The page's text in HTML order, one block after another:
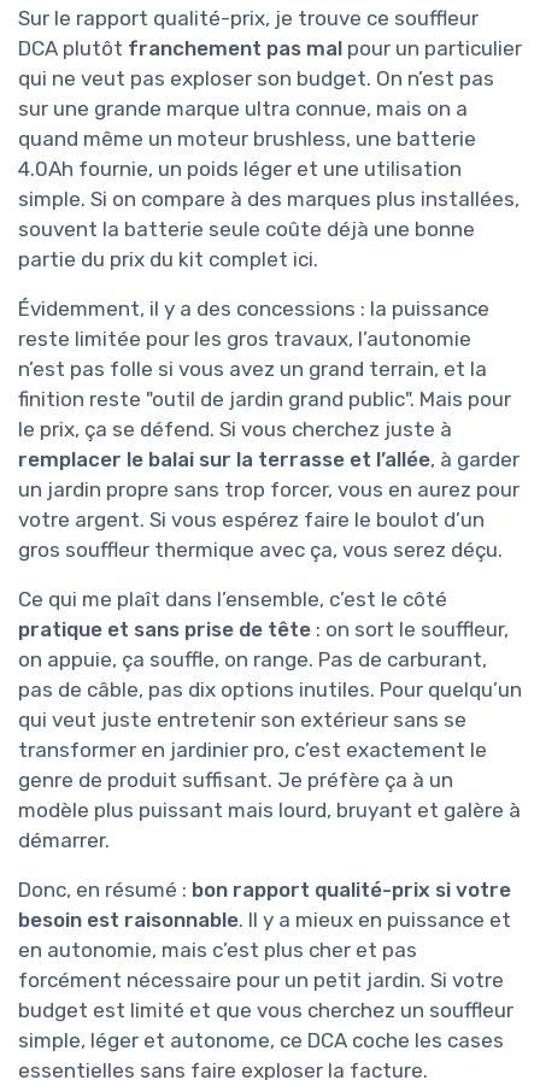
Sur le rapport qualité-prix, je trouve ce souffleur
DCA plutôt franchement pas mal pour un particulier
qui ne veut pas exploser son budget. On n’est pas
sur une grande marque ultra connue, mais on a
quand même un moteur brushless, une batterie
4.0Ah fournie, un poids léger et une utilisation
simple. Si on compare à des marques plus installées,
souvent la batterie seule coûte déjà une bonne
partie du prix du kit complet ici.
Évidemment, il y a des concessions : la puissance
reste limitée pour les gros travaux, l’autonomie
n’est pas folle si vous avez un grand terrain, et la
finition reste "outil de jardin grand public". Mais pour
le prix, ça se défend. Si vous cherchez juste à
remplacer le balai sur la terrasse et l’allée, à garder
un jardin propre sans trop forcer, vous en aurez pour
votre argent. Si vous espérez faire le boulot d’un
gros souffleur thermique avec ça, vous serez déçu.
Ce qui me plaît dans l’ensemble, c’est le côté
pratique et sans prise de tête : on sort le souffleur,
on appuie, ça souffle, on range. Pas de carburant,
pas de câble, pas dix options inutiles. Pour quelqu’un
qui veut juste entretenir son extérieur sans se
transformer en jardinier pro, c’est exactement le
genre de produit suffisant. Je préfère ça à un
modèle plus puissant mais lourd, bruyant et galère à
démarrer.
Donc, en résumé : bon rapport qualité-prix si votre
besoin est raisonnable. Il y a mieux en puissance et
en autonomie, mais c’est plus cher et pas
forcément nécessaire pour un petit jardin. Si votre
budget est limité et que vous cherchez un souffleur
simple, léger et autonome, ce DCA coche les cases
essentielles sans faire exploser la facture.